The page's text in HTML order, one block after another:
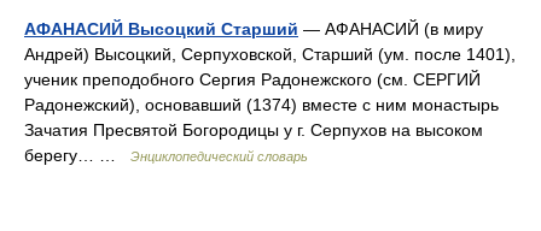
АФАНАСИЙ Высоцкий Старший — АФАНАСИЙ (в миру
Андрей) Высоцкий, Серпуховской, Старший (ум. после 1401),
ученик преподобного Сергия Радонежского (см. СЕРГИЙ
Радонежский), основавший (1374) вместе с ним монастырь
Зачатия Пресвятой Богородицы у г. Серпухов на высоком
берегу… …
Энциклопедический словарь